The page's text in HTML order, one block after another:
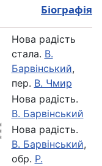
Біографія
Нова радiсть
стала. В.
Барвінський,
пер. В. Чмир
Нова радість.
В. Барвінський
Нова радість.
В. Барвінський,
обр. Р.